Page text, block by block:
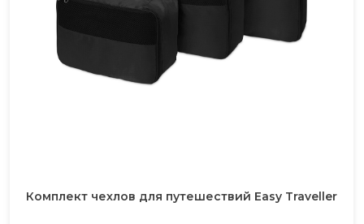
Комплект чехлов для путешествий Easy Traveller